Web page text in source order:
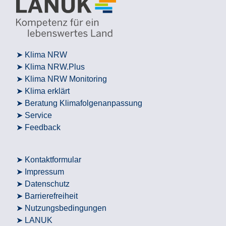
Klima NRW
Klima NRW.Plus
Klima NRW Monitoring
Klima erklärt
Beratung Klimafolgenanpassung
Service
Feedback
Kontaktformular
Impressum
Datenschutz
Barrierefreiheit
Nutzungsbedingungen
LANUK